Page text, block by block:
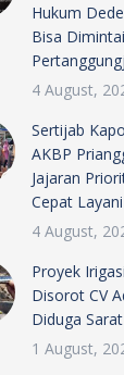
Hukum
Bisa Dimintai
4 August,
Sertijab
AKBP
Jajaran
Cepat
4 August,
Proyek
Disorot CV
Diduga
1 August,